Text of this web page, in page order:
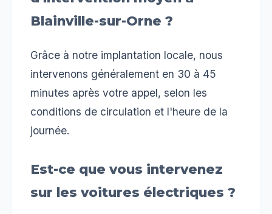
Blainville-sur-Orne ?
Grâce à notre implantation locale, nous
intervenons généralement en 30 à 45
minutes après votre appel, selon les
conditions de circulation et l'heure de la
journée.
Est-ce que vous intervenez
sur les voitures électriques ?